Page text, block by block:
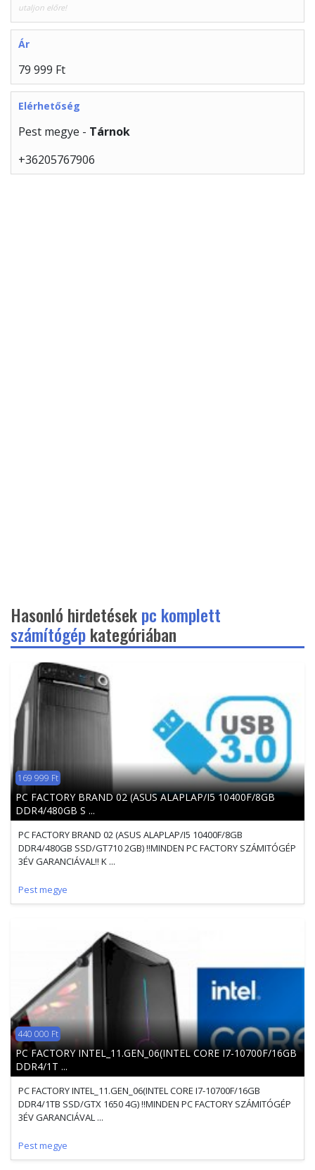
utaljon előre!
Ár
79 999 Ft
Elérhetőség
Pest megye - Tárnok
+36205767906
Hasonló hirdetésekpc komplett
számítógépkategóriában
169 999 Ft
PC FACTORY BRAND 02 (ASUS ALAPLAP/I5 10400F/8GB
DDR4/480GB S ...
PC FACTORY BRAND 02 (ASUS ALAPLAP/I5 10400F/8GB
DDR4/480GB SSD/GT710 2GB) !!MINDEN PC FACTORY SZÁMITÓGÉP
3ÉV GARANCIÁVAL!! K ...
Pest megye
440 000 Ft
PC FACTORY INTEL_11.GEN_06(INTEL CORE I7-10700F/16GB
DDR4/1T ...
PC FACTORY INTEL_11.GEN_06(INTEL CORE I7-10700F/16GB
DDR4/1TB SSD/GTX 1650 4G) !!MINDEN PC FACTORY SZÁMITÓGÉP
3ÉV GARANCIÁVAL ...
Pest megye